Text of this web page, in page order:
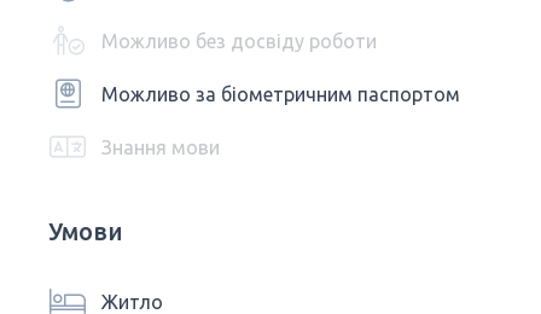
Можливо без досвіду роботи
Можливо за біометричним паспортом
Знання мови
Умови
Житло